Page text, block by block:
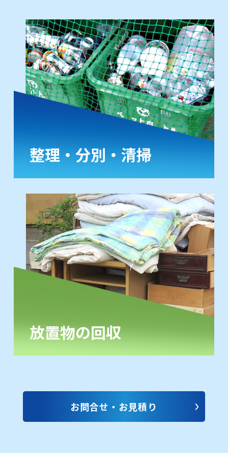
整理・分別・清掃
放置物の回収
お問合せ・お見積り